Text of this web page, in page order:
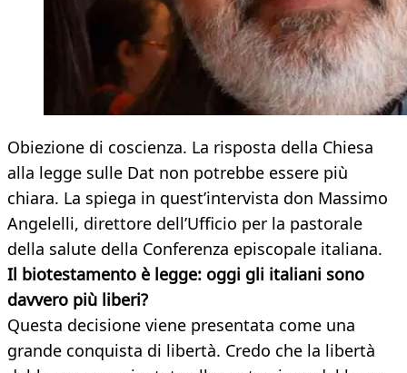
Obiezione di coscienza. La risposta della Chiesa
alla legge sulle Dat non potrebbe essere più
chiara. La spiega in quest’intervista don Massimo
Angelelli, direttore dell’Ufficio per la pastorale
della salute della Conferenza episcopale italiana.
Il biotestamento è legge: oggi gli italiani sono
davvero più liberi?
Questa decisione viene presentata come una
grande conquista di libertà. Credo che la libertà